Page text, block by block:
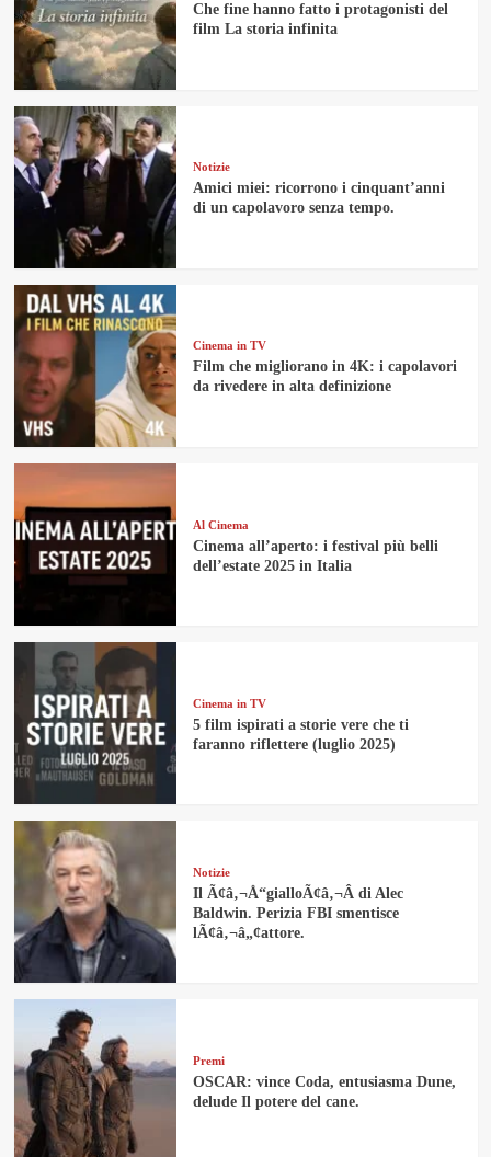
Che fine hanno fatto i protagonisti del
film La storia infinita
Notizie
Amici miei: ricorrono i cinquant’anni
di un capolavoro senza tempo.
Cinema in TV
Film che migliorano in 4K: i capolavori
da rivedere in alta definizione
Al Cinema
Cinema all’aperto: i festival più belli
dell’estate 2025 in Italia
Cinema in TV
5 film ispirati a storie vere che ti
faranno riflettere (luglio 2025)
Notizie
Il Ã¢â‚¬Å“gialloÃ¢â‚¬Â di Alec
Baldwin. Perizia FBI smentisce
lÃ¢â‚¬â„¢attore.
Premi
OSCAR: vince Coda, entusiasma Dune,
delude Il potere del cane.